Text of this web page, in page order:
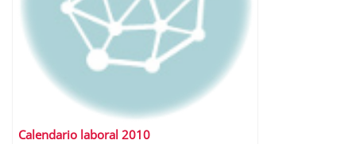
Calendario laboral 2010